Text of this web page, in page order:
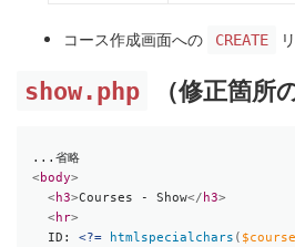
コース作成画面への CREATE
show.php （修正箇所
< body>
< h3>Courses - Show</ h3>
< hr>
  ID:
<?= htmlspecialchars ( $course